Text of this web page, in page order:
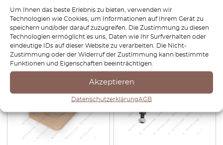
Um Ihnen das beste Erlebnis zu bieten, verwenden wir
Technologien wie Cookies, um Informationen auf Ihrem Gerät zu
speichern und/oder darauf zuzugreifen. Die Zustimmung zu diesen
Technologien ermöglicht es uns, Daten wie Ihr Surfverhalten oder
eindeutige IDs auf dieser Website zu verarbeiten. Die Nicht-
Zustimmung oder der Widerruf der Zustimmung kann bestimmte
Funktionen und Eigenschaften beeinträchtigen.
Akzeptieren
DatenschutzerklärungAGB
€144,00 €100,80
Produkt anzeigen
€72,00 €61,20
Produkt anzeigen